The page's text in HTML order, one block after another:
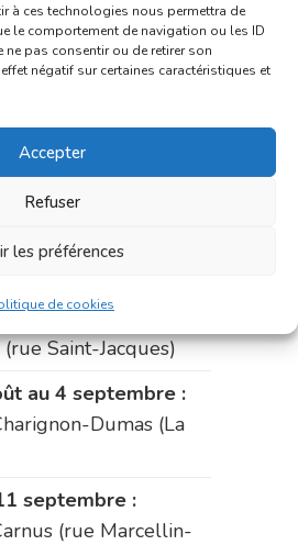
à ces technologies nous permettra de
le comportement de navigation ou les ID
ne pas consentir ou de retirer son
négatif sur certaines caractéristiques et
Accepter
Refuser
les préférences
de cookies
allées Aristide
21 août :
28 août :
31 août :pharmacie
Saint-Jacques)
au 4 septembre :
Dumas (La
septembre :
(rue Marcellin-